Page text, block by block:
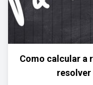
Como calcular a
resolver